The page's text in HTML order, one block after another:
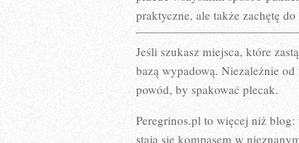
praktyczne, ale także zachętę
Jeśli szukasz miejsca, które
bazą wypadową. Niezależnie
powód, by spakować plecak.
Peregrinos.pl to więcej niż
stają się kompasem w